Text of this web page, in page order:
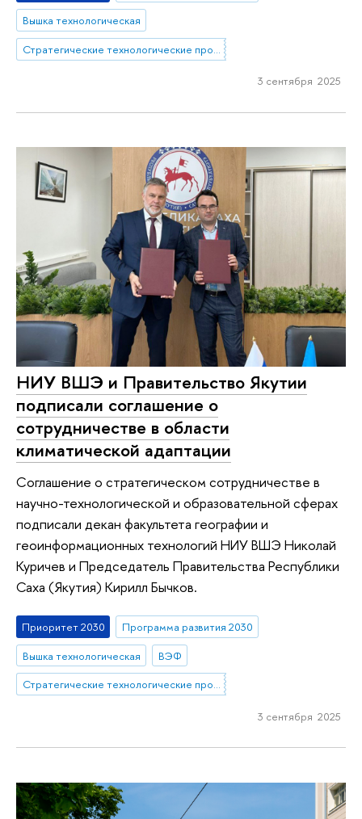
Вышка технологическая
Стратегические технологические проекты
3 сентября 2025
НИУ ВШЭ и Правительство Якутии
подписали соглашение о
сотрудничестве в области
климатической адаптации
Соглашение о стратегическом сотрудничестве в
научно-технологической и образовательной сферах
подписали декан факультета географии и
геоинформационных технологий НИУ ВШЭ Николай
Куричев и Председатель Правительства Республики
Саха (Якутия) Кирилл Бычков.
Приоритет 2030
Программа развития 2030
Вышка технологическая
ВЭФ
Стратегические технологические проекты
3 сентября 2025